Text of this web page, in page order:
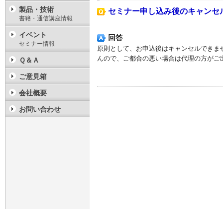
セミナー申し込み後のキャンセ
回答
原則として、お申込後はキャンセルでき
んので、ご都合の悪い場合は代理の方がご
製品・技術
書籍・通信講座情報
イベント
セミナー情報
Ｑ＆Ａ
ご意見箱
会社概要
お問い合わせ